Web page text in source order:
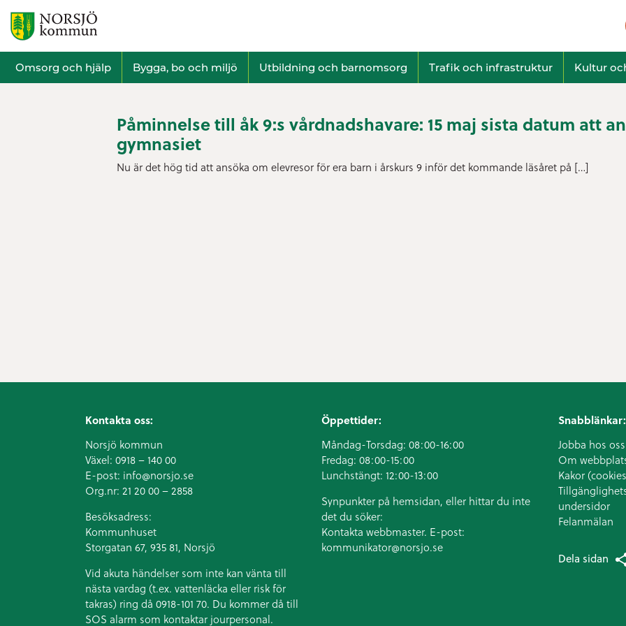
Omsorg och hjälp Bygga, bo och miljö Utbildning och barnomsorg Trafik och infrastruktur Kultur
Påminnelse till åk 9:s vårdnadshavare: 15 maj sista datum att
gymnasiet
Nu är det hög tid att ansöka om elevresor för era barn i årskurs 9 inför det kommande läsåret på […]
Kontakta oss:
Norsjö kommun
Växel: 0918 – 140 00
E-post: info@norsjo.se
Org.nr: 21 20 00 – 2858
Besöksadress:
Kommunhuset
Storgatan 67, 935 81, Norsjö
Vid akuta händelser som inte kan vänta till
nästa vardag (t.ex. vattenläcka eller risk för
takras) ring då 0918-101 70. Du kommer då till
SOS alarm som kontaktar jourpersonal.
Öppettider:
Måndag-Torsdag: 08:00-16:00
Fredag: 08:00-15:00
Lunchstängt: 12:00-13:00
Synpunkter på hemsidan, eller hittar du inte
det du söker:
Kontakta webbmaster. E-post:
kommunikator@norsjo.se
Snabblänkar:
Jobba hos oss
Om
Kakor
undersidor
Felanmälan
Dela sidan